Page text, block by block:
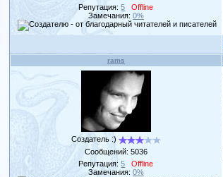
Репутация:5
Offline
Замечания: 0%
rams
Создатель :)
Сообщений: 5036
Репутация:5
Offline
Замечания: 0%